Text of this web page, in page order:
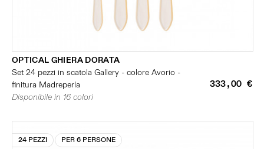
OPTICAL GHIERA DORATA
Set 24 pezzi in scatola Gallery - colore Avorio -
finitura Madreperla
333,00 €
Disponibile in 16 colori
24 PEZZI PER 6 PERSONE